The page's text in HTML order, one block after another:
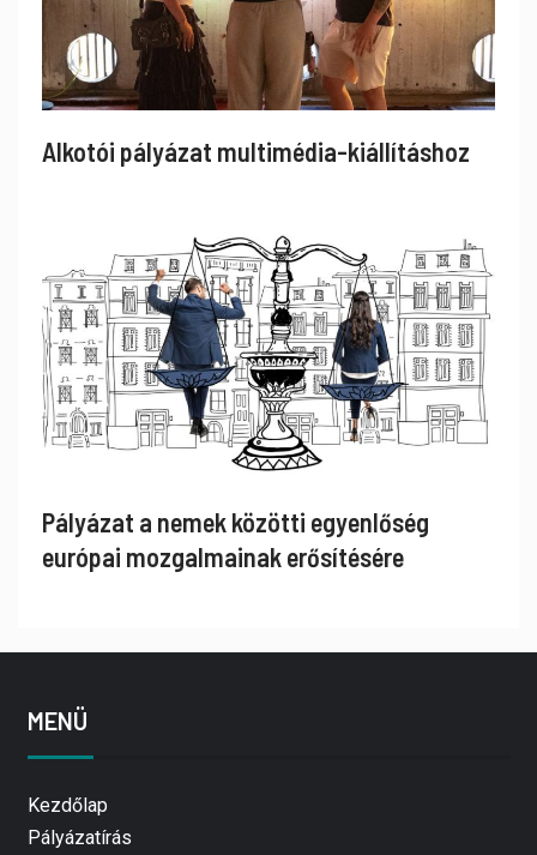
Alkotói pályázat multimédia-kiállításhoz
Pályázat a nemek közötti egyenlőség
európai mozgalmainak erősítésére
MENÜ
Kezdőlap
Pályázatírás